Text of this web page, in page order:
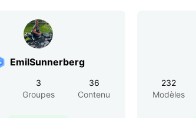
EmilSunnerberg
3
Groupes
36
Contenu
232
Modèles